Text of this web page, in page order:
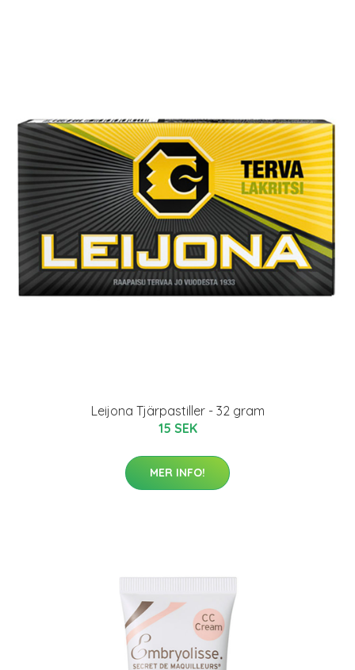
Leijona Tjärpastiller - 32 gram
15 SEK
MER INFO!